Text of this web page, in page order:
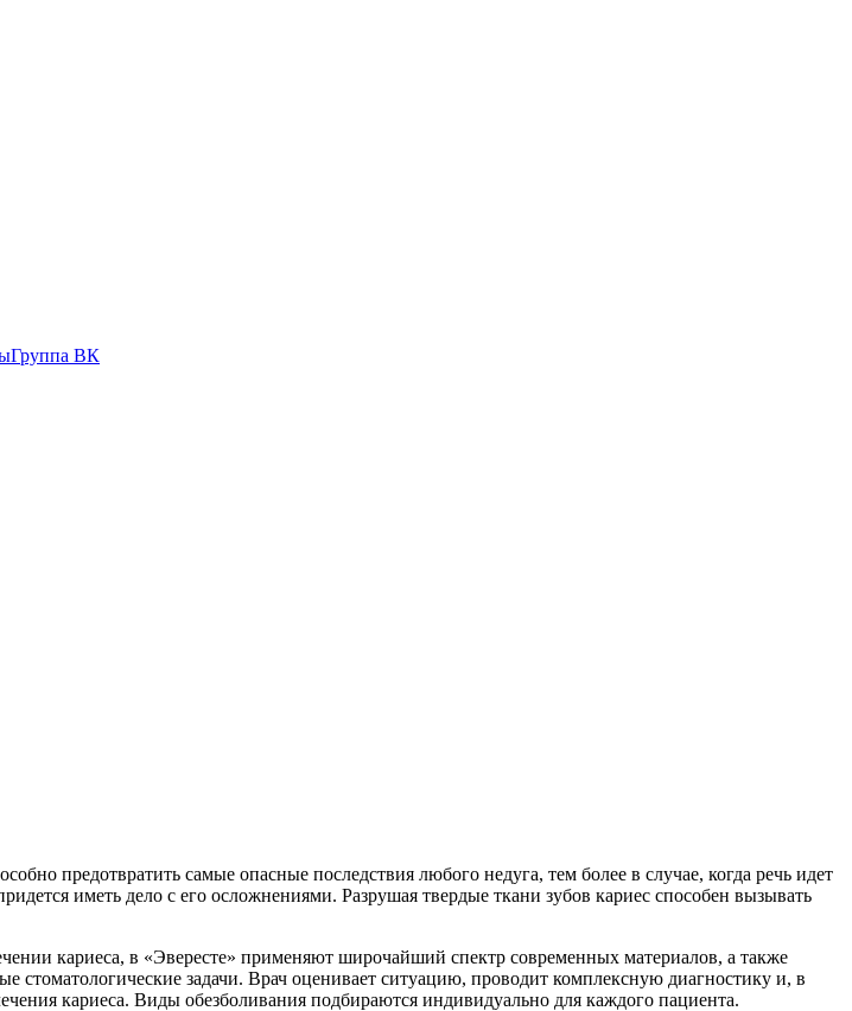
Группа ВК
предотвратить самые опасные последствия любого недуга, тем более в случае, когда речь идет
иметь дело с его осложнениями. Разрушая твердые ткани зубов кариес способен вызывать
кариеса, в «Эвересте» применяют широчайший спектр современных материалов, а также
стоматологические задачи. Врач оценивает ситуацию, проводит комплексную диагностику и, в
кариеса. Виды обезболивания подбираются индивидуально для каждого пациента.